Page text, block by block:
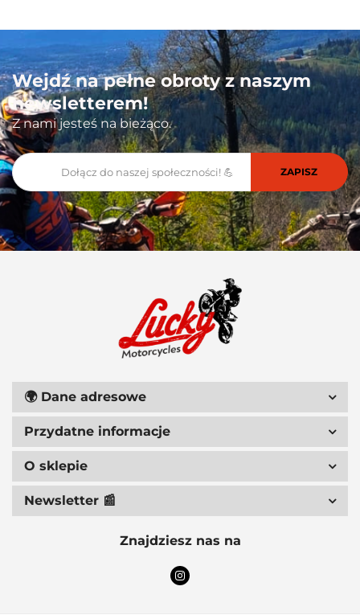
111 RACING
6D HELMETS
ACCEL
ACERBIS
ACEWELL
Wejdź na pełne obroty z naszym
newsletterem!
Z nami jesteś na bieżąco.
🌍 Dane adresowe
Przydatne informacje
O sklepie
Newsletter 📰
Znajdziesz nas na